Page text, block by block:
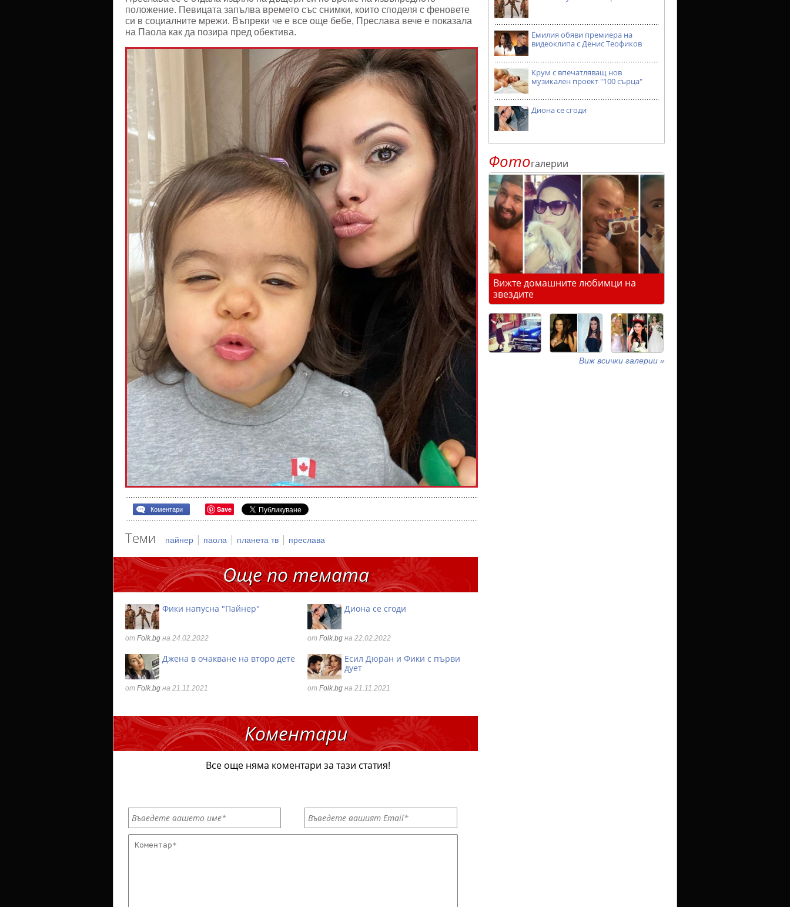
положение. Певицата запълва времето със снимки, които споделя с феновете
си в социалните мрежи. Въпреки че е все още бебе, Преслава вече е показала
на Паола как да позира пред обектива.
Коментари Save
Теми пайнер | паола | планета тв | преслава
Още по темата
Фики напусна "Пайнер"
от Folk.bg на 24.02.2022
Диона се сгоди
от Folk.bg на 22.02.2022
Джена в очакване на второ дете
от Folk.bg на 21.11.2021
Есил Дюран и Фики с първи
дует
от Folk.bg на 21.11.2021
Коментари
Все още няма коментари за тази статия!
Емилия обяви премиера на
видеоклипа с Денис Теофиков
Крум с впечатляващ нов
музикален проект "100 сърца"
Диона се сгоди
Фотогалерии
Вижте домашните любимци на
звездите
Виж всички галерии »